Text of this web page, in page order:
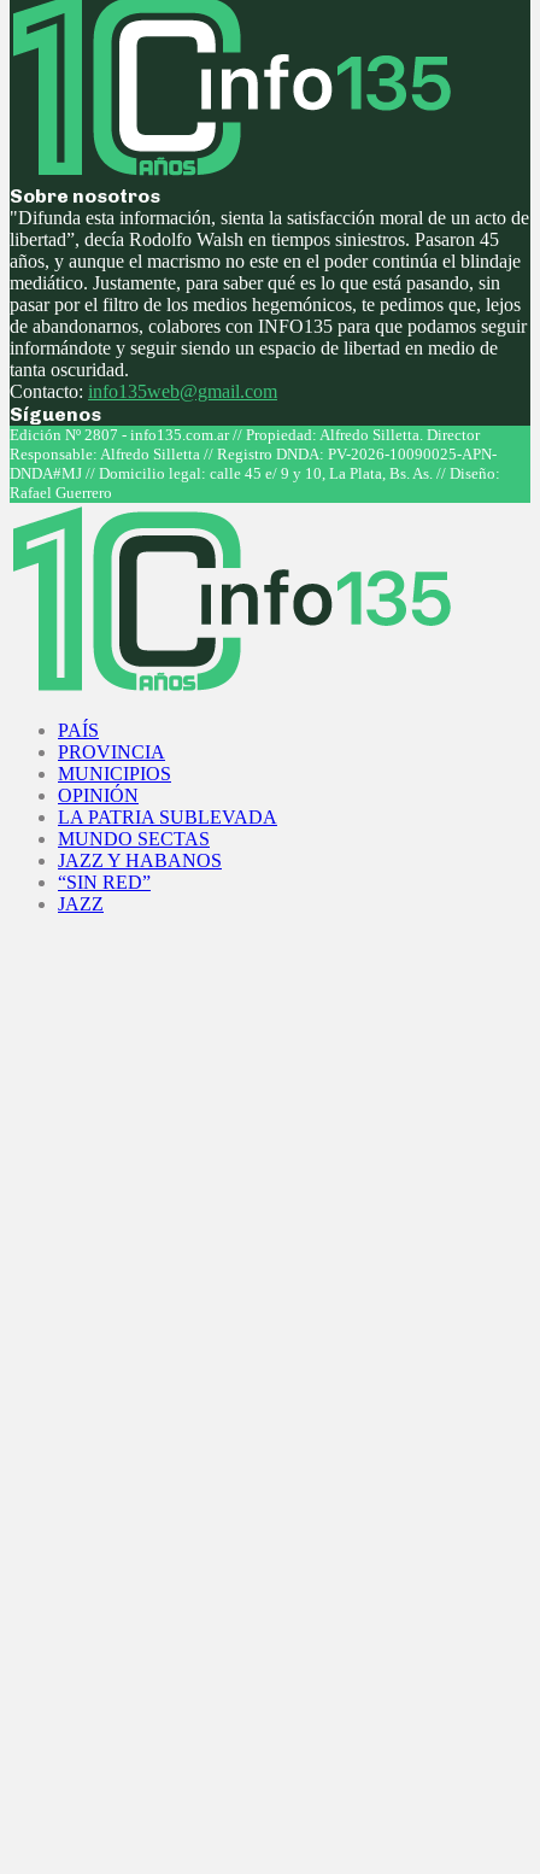
Sobre nosotros
"Difunda esta información, sienta la satisfacción moral de un acto de
libertad”, decía Rodolfo Walsh en tiempos siniestros. Pasaron 45
años, y aunque el macrismo no este en el poder continúa el blindaje
mediático. Justamente, para saber qué es lo que está pasando, sin
pasar por el filtro de los medios hegemónicos, te pedimos que, lejos
de abandonarnos, colabores con INFO135 para que podamos seguir
informándote y seguir siendo un espacio de libertad en medio de
tanta oscuridad.
Contacto: info135web@gmail.com
Síguenos
Facebook
Twitter
Instagram
Youtube
Edición Nº 2807 - info135.com.ar // Propiedad: Alfredo Silletta. Director
Responsable: Alfredo Silletta // Registro DNDA: PV-2026-10090025-APN-
DNDA#MJ // Domicilio legal: calle 45 e/ 9 y 10, La Plata, Bs. As. // Diseño:
Rafael Guerrero
PAÍS
PROVINCIA
MUNICIPIOS
OPINIÓN
LA PATRIA SUBLEVADA
MUNDO SECTAS
JAZZ Y HABANOS
“SIN RED”
JAZZ